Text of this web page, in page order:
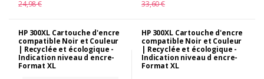
24,98 € 33,60 €
HP 300XL Cartouche d'encre
compatible Noir et Couleur
| Recyclée et écologique -
Indication niveau d encre-
Format XL
HP 300XL Cartouche d'encre
compatible Noir et Couleur
| Recyclée et écologique -
Indication niveau d encre-
Format XL